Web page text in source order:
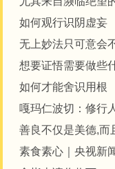
如何观行识阴虚妄
无上妙法只可意会
想要证悟需要做些
如何才能舍识用根
嘎玛仁波切：修行
善良不仅是美德,而
素食素心｜央视新